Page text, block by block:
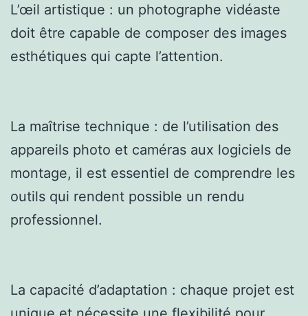
L’œil artistique : un photographe vidéaste
doit être capable de composer des images
esthétiques qui capte l’attention.
La maîtrise technique : de l’utilisation des
appareils photo et caméras aux logiciels de
montage, il est essentiel de comprendre les
outils qui rendent possible un rendu
professionnel.
La capacité d’adaptation : chaque projet est